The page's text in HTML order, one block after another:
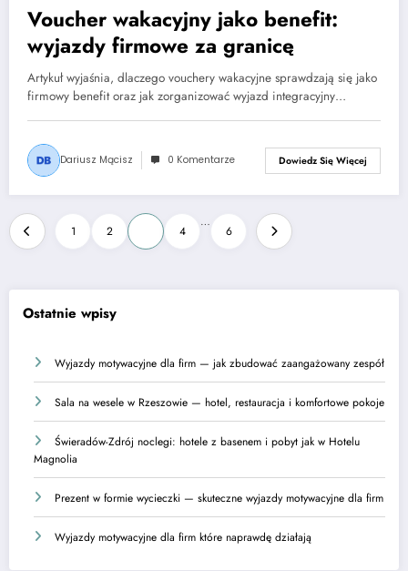
Voucher wakacyjny jako benefit:
wyjazdy firmowe za granicę
Artykuł wyjaśnia, dlaczego vouchery wakacyjne sprawdzają się jako
firmowy benefit oraz jak zorganizować wyjazd integracyjny…
Dariusz Mącisz 0 Komentarze Dowiedz Się Więcej
Stronicowanie
wpisów
1 2 4
…
6
Ostatnie wpisy
Wyjazdy motywacyjne dla firm — jak zbudować zaangażowany zespół
Sala na wesele w Rzeszowie — hotel, restauracja i komfortowe pokoje
Świeradów-Zdrój noclegi: hotele z basenem i pobyt jak w Hotelu
Magnolia
Prezent w formie wycieczki — skuteczne wyjazdy motywacyjne dla firm
Wyjazdy motywacyjne dla firm które naprawdę działają